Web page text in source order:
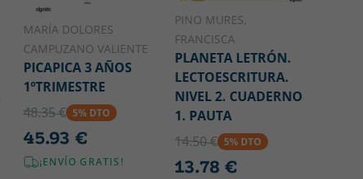
MARÍA DOLORES
CAMPUZANO VALIENTE
PICAPICA 3 AÑOS
1ºTRIMESTRE
48.35 € 5% DTO
45.93 €
¡ENVÍO GRATIS!
PINO MURES,
FRANCISCA
PLANETA LETRÓN.
LECTOESCRITURA.
NIVEL 2. CUADERNO
1. PAUTA
14.50 € 5% DTO
13.78 €